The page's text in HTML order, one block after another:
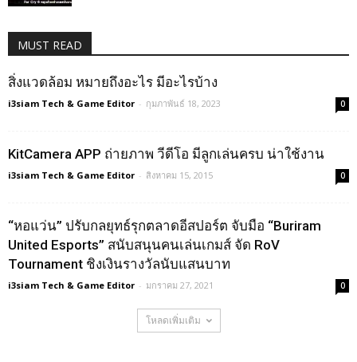
MUST READ
สิ่งแวดล้อม หมายถึงอะไร มีอะไรบ้าง
i3siam Tech & Game Editor - กุมภาพันธ์ 18, 2023 0
KitCamera APP ถ่ายภาพ วีดีโอ มีลูกเล่นครบ น่าใช้งาน
i3siam Tech & Game Editor - สิงหาคม 15, 2015 0
“หอแว่น” ปรับกลยุทธ์รุกตลาดอีสปอร์ต จับมือ “Buriram
United Esports” สนับสนุนคนเล่นเกมส์ จัด RoV
Tournament ชิงเงินรางวัลนับแสนบาท
i3siam Tech & Game Editor - มกราคม 27, 2021 0
โหลดเพิ่มเติม